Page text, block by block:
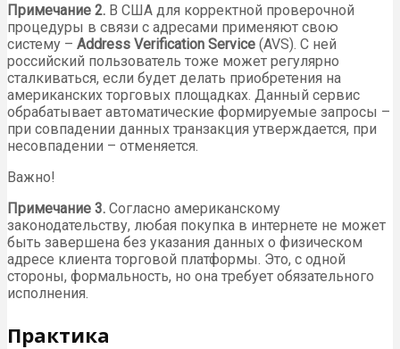
Примечание 2. В США для корректной проверочной
процедуры в связи с адресами применяют свою
систему – Address Verification Service (AVS). С ней
российский пользователь тоже может регулярно
сталкиваться, если будет делать приобретения на
американских торговых площадках. Данный сервис
обрабатывает автоматические формируемые запросы –
при совпадении данных транзакция утверждается, при
несовпадении – отменяется.
Важно!
Примечание 3. Согласно американскому
законодательству, любая покупка в интернете не может
быть завершена без указания данных о физическом
адресе клиента торговой платформы. Это, с одной
стороны, формальность, но она требует обязательного
исполнения.
Практика